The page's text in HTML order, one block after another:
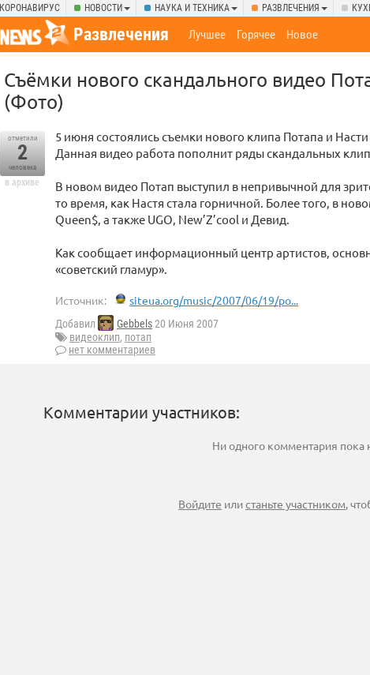
КОРОНАВИРУС НОВОСТИ НАУКА И ТЕХНИКА РАЗВЛЕЧЕНИЯ
Развлечения Лучшее Горячее Новое
Съёмки нового скандального видео
(Фото)
отметили
2
человека
в архиве
5 июня состоялись съемки нового клипа Потапа и
Данная видео работа пополнит ряды скандальных
В новом видео Потап выступил в непривычной для
то время, как Настя стала горничной. Более того, в
Queen$, а также UGO, New’Z’cool и Девид.
Как сообщает информационный центр артистов,
«советский гламур».
Источник: siteua.org/music/2007/06/19/po...
Добавил Gebbels20 Июня 2007
видеоклип, потап
нет комментариев
Комментарии участников:
Ни одного комментария пока
Войдите илистаньте участником,